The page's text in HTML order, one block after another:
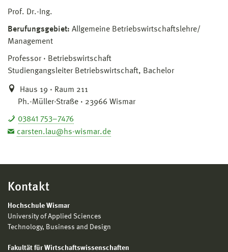
Prof. Dr.-Ing.
Berufungsgebiet: Allgemeine Betriebswirtschaftslehre/
Management
Professor
Betriebswirtschaft
Studiengangsleiter Betriebswirtschaft, Bachelor
Haus 19 · Raum 211
Ph.-Müller-Straße · 23966 Wismar
03841 753–7476
carsten.lau@hs-wismar.de
Kontakt
Hochschule Wismar
University of Applied Sciences
Technology, Business and Design
Fakultät für Wirtschaftswissenschaften